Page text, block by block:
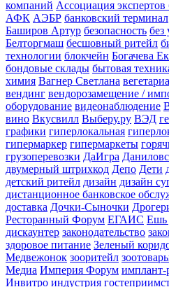
компаний Ассоциация экспертов
АФК АЭБР банковский терминал
Баширов Артур безопасность без
Белторгмаш бесшовный ритейл
технологии блокчейн Богачева
бондовые склады бытовая
химия Вагнер Светлана
вендинг вендорозамещение /
оборудование видеонаблюдение
вино Вкусвилл Выберу.ру ВЭД
графики гиперлокальная
гипермаркер гипермаркеты
грузоперевозки ДаИгра
двумерный штрихкод Депо Дети
детский ритейл дизайн дизайн
дистанционное банковское
доставка Дочки-Сыночки
Ресторанный Форум ЕГАИС Ешь
дискаунтер законодательство
здоровое питание Зеленый
Медвежонок зооритейл
Медиа Империя Форум имплант-
Инвитро индустрия